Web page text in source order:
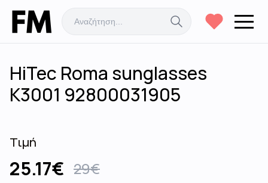
HiTec Roma sunglasses
K3001 92800031905
Τιμή
25.17€ 29€